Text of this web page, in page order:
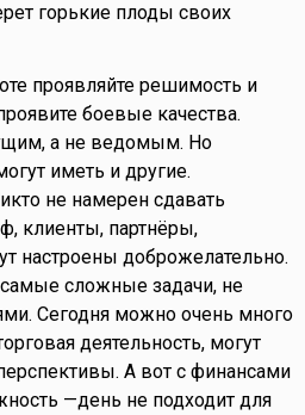
горькие плоды своих
проявляйте решимость и
боевые качества.
а не ведомым. Но
иметь и другие.
не намерен сдавать
клиенты, партнёры,
настроены доброжелательно.
сложные задачи, не
Сегодня можно очень много
деятельность, могут
А вот с финансами
—день не подходит для